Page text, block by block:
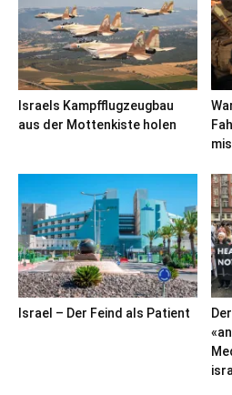
Israels Kampfflugzeugbau
aus der Mottenkiste holen
Israel – Der Feind als Patient